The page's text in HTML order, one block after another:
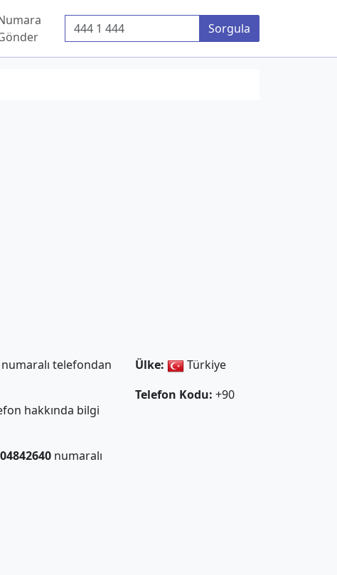
Telefon Numarası Sorgula
telefondan
hakkında bilgi
numaralı
Ülke:
Türkiye
Telefon Kodu: +90